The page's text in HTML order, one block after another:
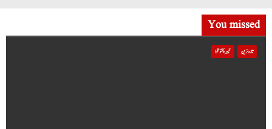
You missed
تازہ ترین خیبر پختونخوا